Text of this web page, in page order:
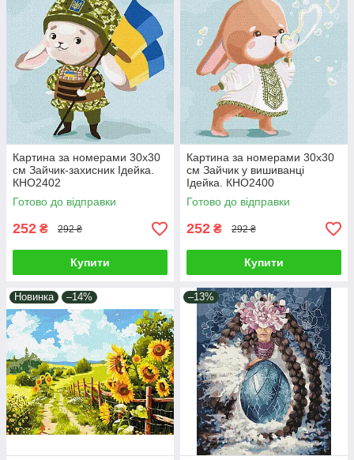
Картина за номерами 30х30
см Зайчик-захисник Ідейка.
КНО2402
Готово до відправки
252 ₴ 292 ₴
Купити
Картина за номерами 30х30
см Зайчик у вишиванці
Ідейка. КНО2400
Готово до відправки
252 ₴ 292 ₴
Купити
Новинка –14% –13%